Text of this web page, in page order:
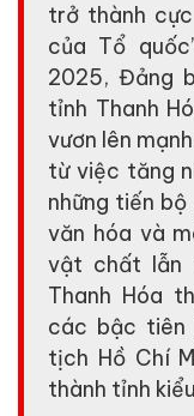
trở thành
của Tổ
2025, Đảng
tỉnh Thanh
vươn lên
từ việc tăng
những tiến
văn hóa và
vật chất lẫn
Thanh Hóa
các bậc tiên
tịch Hồ Chí
thành tỉnh